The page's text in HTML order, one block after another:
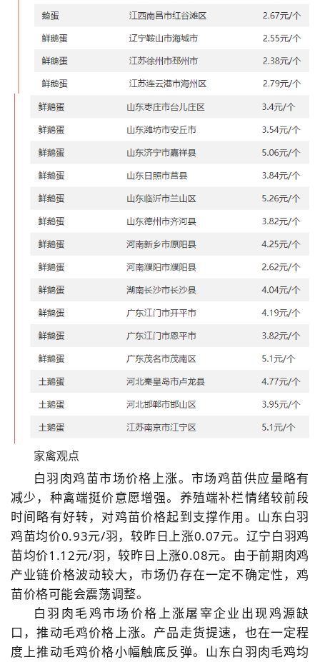
家禽观点
白羽肉鸡苗市场价格上涨。市场鸡苗供应量略有
减少，种禽端挺价意愿增强。养殖端补栏情绪较前段
时间略有好转，对鸡苗价格起到支撑作用。山东白羽
鸡苗均价0.93元/羽，较昨日上涨0.07元。辽宁白羽鸡
苗均价1.12元/羽，较昨日上涨0.08元。由于前期肉鸡
产业链价格波动较大，市场仍存在一定不确定性，鸡
苗价格可能会震荡调整。
白羽肉毛鸡市场价格上涨屠宰企业出现鸡源缺
口，推动毛鸡价格上涨。产品走货提速，也在一定程
度上推动毛鸡价格小幅触底反弹。山东白羽肉毛鸡均